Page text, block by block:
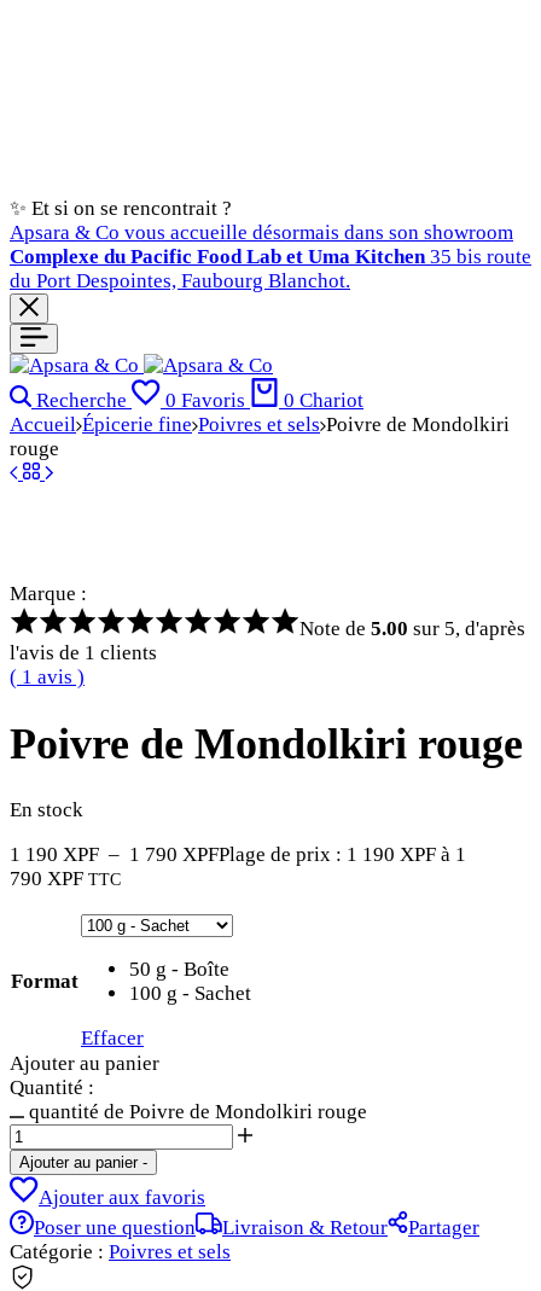
✨ Et si on se rencontrait ?
Apsara & Co vous accueille désormais dans son showroom
Complexe du Pacific Food Lab et Uma Kitchen35 bis route
du Port Despointes, Faubourg Blanchot.
Recherche 0 Favoris 0 Chariot
Accueil Épicerie fine Poivres et sels Poivre de Mondolkiri
rouge
Marque :
Note de 5.00 sur 5, d'après
l'avis de 1 clients
( 1 avis )
Poivre de Mondolkiri rouge
En stock
1 190 XPF – 1 790 XPFPlage de prix : 1 190 XPF à 1
790 XPF TTC
Format
50 g - Boîte
100 g - Sachet
Effacer
Ajouter au panier
Quantité :
quantité de Poivre de Mondolkiri rouge
Ajouter au panier -
Ajouter aux favoris
Poser une question
Livraison & Retour
Partager
Catégorie : Poivres et sels